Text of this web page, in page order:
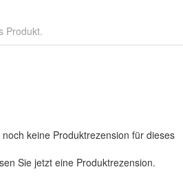
Produkt.
noch keine Produktrezension für dieses
Sie jetzt eine Produktrezension.